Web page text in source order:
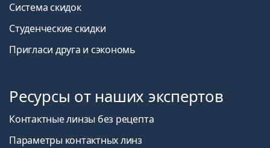
Система скидок
Студенческие скидки
Пригласи друга и сэкономь
Ресурсы от наших экспертов
Контактные линзы без рецепта
Параметры контактных линз